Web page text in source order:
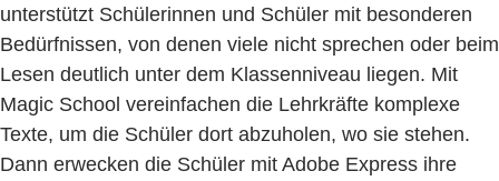
unterstützt Schülerinnen und Schüler mit besonderen
Bedürfnissen, von denen viele nicht sprechen oder beim
Lesen deutlich unter dem Klassenniveau liegen. Mit
Magic School vereinfachen die Lehrkräfte komplexe
Texte, um die Schüler dort abzuholen, wo sie stehen.
Dann erwecken die Schüler mit Adobe Express ihre